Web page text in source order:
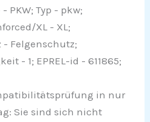
PKW; Typ - pkw;
XL - XL;
- Felgenschutz;
- 1; EPREL-id - 611865;
in nur
Sie sind sich nicht